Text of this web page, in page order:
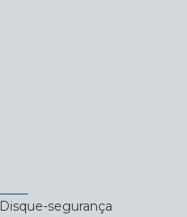
Disque-segurança